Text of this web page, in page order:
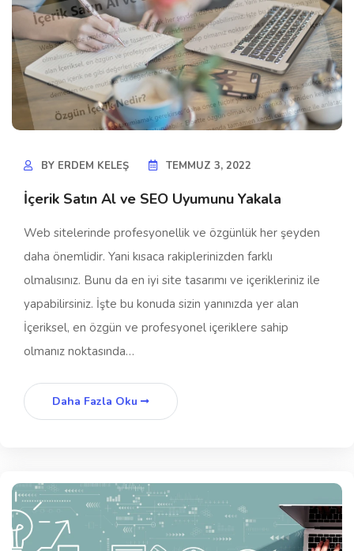
BY ERDEM KELEŞ TEMMUZ 3, 2022
İçerik Satın Al ve SEO Uyumunu Yakala
Web sitelerinde profesyonellik ve özgünlük her şeyden
daha önemlidir. Yani kısaca rakiplerinizden farklı
olmalısınız. Bunu da en iyi site tasarımı ve içerikleriniz ile
yapabilirsiniz. İşte bu konuda sizin yanınızda yer alan
İçeriksel, en özgün ve profesyonel içeriklere sahip
olmanız noktasında…
Daha Fazla Oku